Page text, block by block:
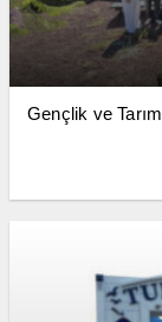
Gençlik ve